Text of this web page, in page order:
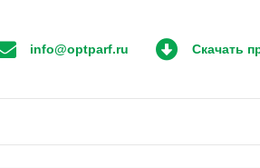
info@optparf.ru Скачать